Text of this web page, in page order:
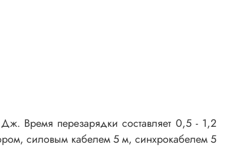
Время перезарядки составляет 0,5 - 1,2
силовым кабелем 5 м, синхрокабелем 5